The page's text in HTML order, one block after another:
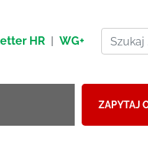
HR | WG+
ZAPYTAJ